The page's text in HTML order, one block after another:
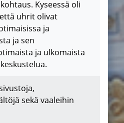
Kyseessä oli
uhrit olivat
ja
ja sen
ja ulkomaista
sekä vaaleihin